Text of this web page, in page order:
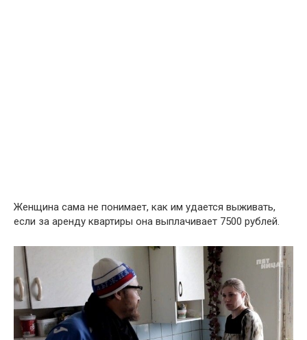
Женщина сама не понимает, как им удается выживать,
если за аренду квартиры она выплачивает 7500 рублей.